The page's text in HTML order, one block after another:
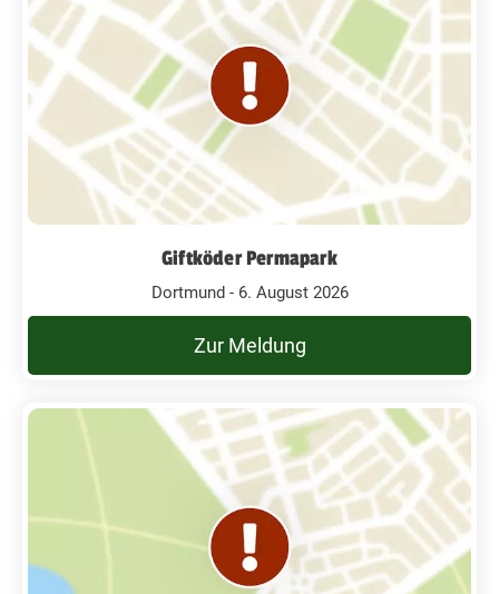
Giftköder Permapark
Dortmund - 6. August 2026
Zur Meldung